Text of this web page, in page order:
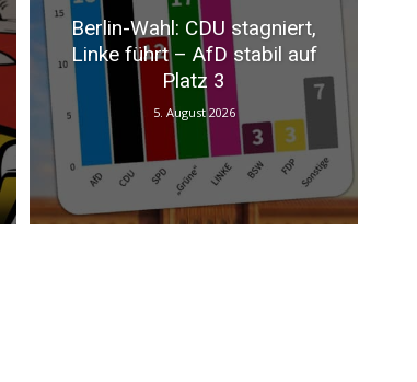
Berlin-Wahl: CDU stagniert,
Linke führt – AfD stabil auf
Platz 3
5. August 2026